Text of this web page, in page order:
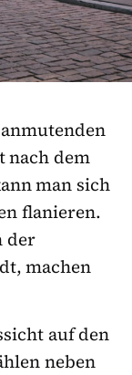
nach dem
man sich
flanieren.
der
machen
auf den
neben